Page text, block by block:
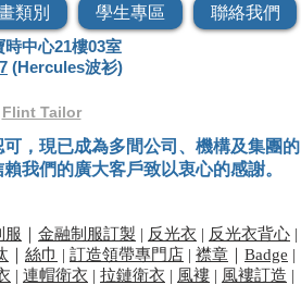
類別 學生專區
聯絡我們
中心21樓03室
(Hercules波衫)
Flint Tailor
，現已成為多間公司、機構及集團的
我們的廣大客戶致以衷心的感謝。
服 金融制服訂製 | 反光衣 | 反光衣背心 |
絲巾 | 訂造領帶專門店 | 襟章 Badge |
| 連帽衛衣 | 拉鏈衛衣 | 風褸 | 風褸訂造 | ​